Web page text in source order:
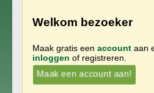
Welkom bezoeker
Maak gratis een account aan
inloggen of registreren.
Maak een account aan!